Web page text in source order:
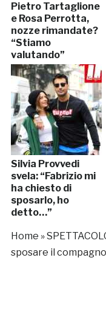
Pietro Tartaglione
e Rosa Perrotta,
nozze rimandate?
“Stiamo
valutando”
Silvia Provvedi
svela: “Fabrizio mi
ha chiesto di
sposarlo, ho
detto…”
Home »
sposare il